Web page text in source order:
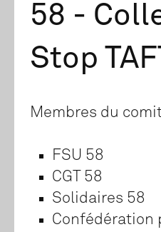
58 -
Stop
Membres du
FSU 58
CGT 58
Solidaires 58
Confédération